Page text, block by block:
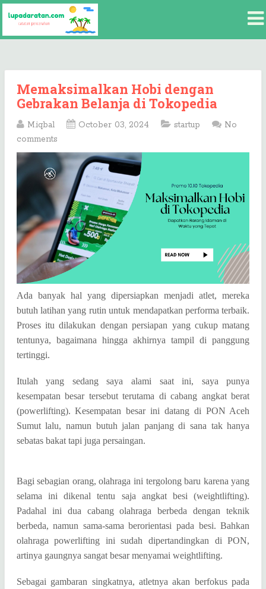
Memaksimalkan Hobi dengan
Gebrakan Belanja di Tokopedia
M.iqbal October 03, 2024 startup
No
comments
Ada banyak hal yang dipersiapkan menjadi atlet, mereka
butuh latihan yang rutin untuk mendapatkan performa terbaik.
Proses itu dilakukan dengan persiapan yang cukup matang
tentunya, bagaimana hingga akhirnya tampil di panggung
tertinggi.
Itulah yang sedang saya alami saat ini, saya punya
kesempatan besar tersebut terutama di cabang angkat berat
(powerlifting). Kesempatan besar ini datang di PON Aceh
Sumut lalu, namun butuh jalan panjang di sana tak hanya
sebatas bakat tapi juga persaingan.
Bagi sebagian orang, olahraga ini tergolong baru karena yang
selama ini dikenal tentu saja angkat besi (weightlifting).
Padahal ini dua cabang olahraga berbeda dengan teknik
berbeda, namun sama-sama berorientasi pada besi. Bahkan
olahraga powerlifting ini sudah dipertandingkan di PON,
artinya gaungnya sangat besar menyamai weightlifting.
Sebagai gambaran singkatnya, atletnya akan berfokus pada